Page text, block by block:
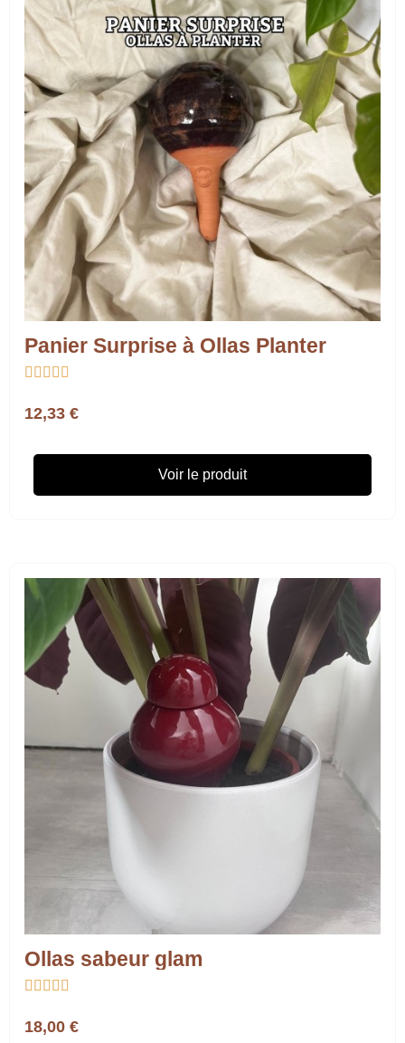
Panier Surprise à Ollas Planter
    
12,33 €
Voir le produit
Ollas sabeur glam
    
18,00 €